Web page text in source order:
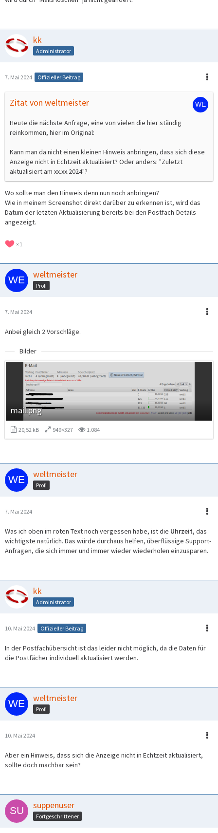
kk
Administrator
7. Mai 2024 Offizieller Beitrag
Zitat von weltmeister
Heute die nächste Anfrage, eine von vielen die hier ständig
reinkommen, hier im Original:
Kann man da nicht einen kleinen Hinweis anbringen, dass sich diese
Anzeige nicht in Echtzeit aktualisiert? Oder anders: "Zuletzt
aktualisiert am xx.xx.2024"?
Wo sollte man den Hinweis denn nun noch anbringen?
Wie in meinem Screenshot direkt darüber zu erkennen ist, wird das
Datum der letzten Aktualisierung bereits bei den Postfach-Details
angezeigt.
1
weltmeister
Profi
7. Mai 2024
Anbei gleich 2 Vorschläge.
Bilder
mail.png
20,52 kB 949×327 1.084
weltmeister
Profi
7. Mai 2024
Was ich oben im roten Text noch vergessen habe, ist die Uhrzeit, das
wichtigste natürlich. Das würde durchaus helfen, überflüssige Support-
Anfragen, die sich immer und immer wieder wiederholen einzusparen.
kk
Administrator
10. Mai 2024 Offizieller Beitrag
In der Postfachübersicht ist das leider nicht möglich, da die Daten für
die Postfächer individuell aktualisiert werden.
weltmeister
Profi
10. Mai 2024
Aber ein Hinweis, dass sich die Anzeige nicht in Echtzeit aktualisiert,
sollte doch machbar sein?
suppenuser
Fortgeschrittener